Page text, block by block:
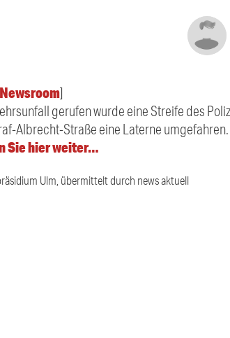
Newsroom]
gerufen wurde eine Streife des
Albrecht-Straße eine Laterne
Sie hier weiter…
Ulm, übermittelt durch news aktuell